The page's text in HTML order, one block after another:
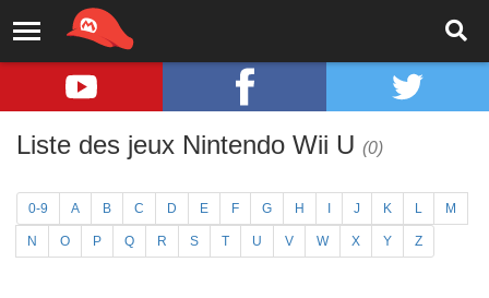
Liste des jeux Nintendo Wii U (0)
0-9 A B C D E F G H J K L M
N O P Q R S T U V W X Y Z